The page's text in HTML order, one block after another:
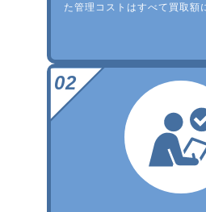
た管理コストはすべて買取額